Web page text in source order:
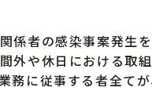
係者の感染事案発生
外や休日における取
務に従事する者全て